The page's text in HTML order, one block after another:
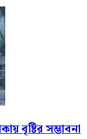
বৃষ্টির সম্ভাবনা